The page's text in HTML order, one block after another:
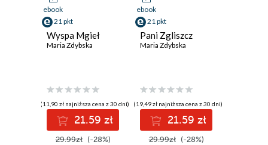
ebook
21 pkt
Wyspa Mgieł
Maria Zdybska
(11,90 zł najniższa cena z 30 dni)
21.59 zł
29.99zł (-28%)
ebook
21 pkt
Pani Zgliszcz
Maria Zdybska
(19,49 zł najniższa cena z 30 dni)
21.59 zł
29.99zł (-28%)